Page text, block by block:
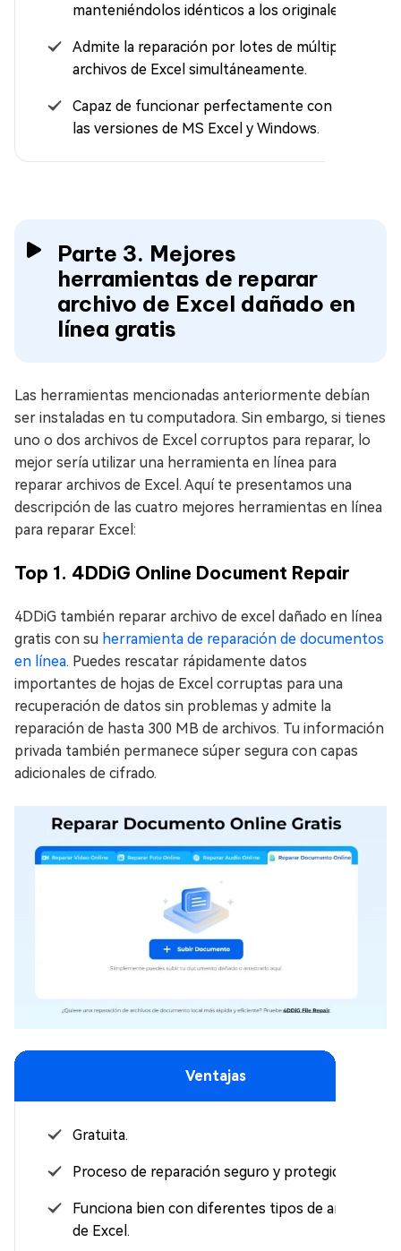
manteniéndolos idénticos a los originales.
Admite la reparación por lotes de múltiplos
archivos de Excel simultáneamente.
Capaz de funcionar perfectamente con todas
las versiones de MS Excel y Windows.
Parte 3. Mejores
herramientas de reparar
archivo de Excel dañado en
línea gratis
Las herramientas mencionadas anteriormente debían
ser instaladas en tu computadora. Sin embargo, si tienes
uno o dos archivos de Excel corruptos para reparar, lo
mejor sería utilizar una herramienta en línea para
reparar archivos de Excel. Aquí te presentamos una
descripción de las cuatro mejores herramientas en línea
para reparar Excel:
Top 1. 4DDiG Online Document Repair
4DDiG también reparar archivo de excel dañado en línea
gratis con su herramienta de reparación de documentos
en línea. Puedes rescatar rápidamente datos
importantes de hojas de Excel corruptas para una
recuperación de datos sin problemas y admite la
reparación de hasta 300 MB de archivos. Tu información
privada también permanece súper segura con capas
adicionales de cifrado.
Ventajas
Gratuita.
Proceso de reparación seguro y protegido.
Funciona bien con diferentes tipos de archivos
de Excel.